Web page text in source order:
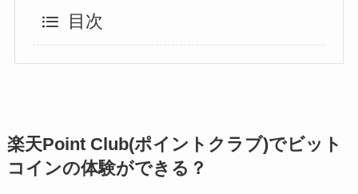
目次
楽天Point Club(ポイントクラブ)でビット
コインの体験ができる？